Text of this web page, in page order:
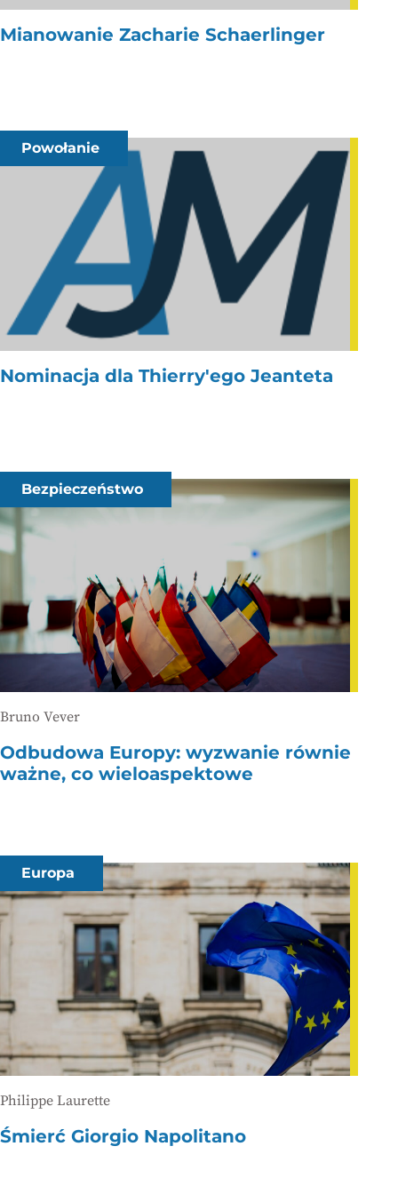
Mianowanie Zacharie Schaerlinger
Powołanie
Nominacja dla Thierry'ego Jeanteta
Bezpieczeństwo
Bruno Vever
Odbudowa Europy: wyzwanie równie
ważne, co wieloaspektowe
Europa
Philippe Laurette
Śmierć Giorgio Napolitano